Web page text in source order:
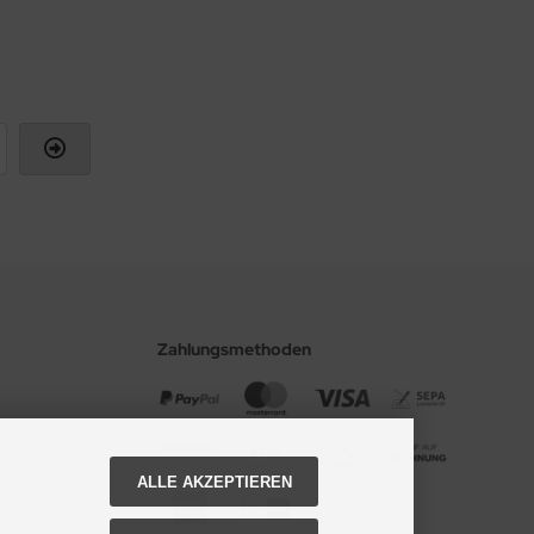
Zahlungsmethoden
ALLE AKZEPTIEREN